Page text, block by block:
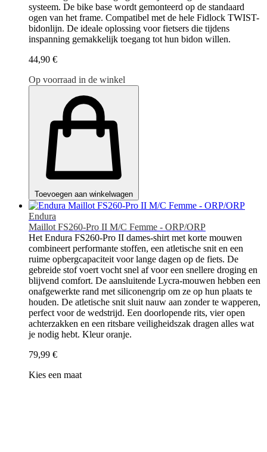
systeem. De bike base wordt gemonteerd op de standaard
ogen van het frame. Compatibel met de hele Fidlock TWIST-
bidonlijn. De ideale oplossing voor fietsers die tijdens
inspanning gemakkelijk toegang tot hun bidon willen.
44,90 €
Op voorraad in de winkel
Toevoegen aan winkelwagen
Endura
Maillot FS260-Pro II M/C Femme - ORP/ORP
Het Endura FS260-Pro II dames-shirt met korte mouwen
combineert performante stoffen, een atletische snit en een
ruime opbergcapaciteit voor lange dagen op de fiets. De
gebreide stof voert vocht snel af voor een snellere droging en
blijvend comfort. De aansluitende Lycra-mouwen hebben een
onafgewerkte rand met siliconengrip om ze op hun plaats te
houden. De atletische snit sluit nauw aan zonder te wapperen,
perfect voor de wedstrijd. Een doorlopende rits, vier open
achterzakken en een ritsbare veiligheidszak dragen alles wat
je nodig hebt. Kleur oranje.
79,99 €
Kies een maat